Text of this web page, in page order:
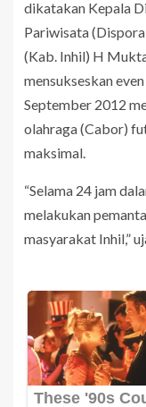
dikatakan Kepala
Pariwisata
(Kab. Inhil) H
mensukseskan
September 2012
olahraga (Cabor)
maksimal.
“Selama 24 jam
melakukan
masyarakat Inhil,”